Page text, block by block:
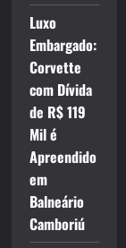
Luxo
Embargado:
Corvette
com Dívida
de R$ 119
Mil é
Apreendido
em
Balneário
Camboriú